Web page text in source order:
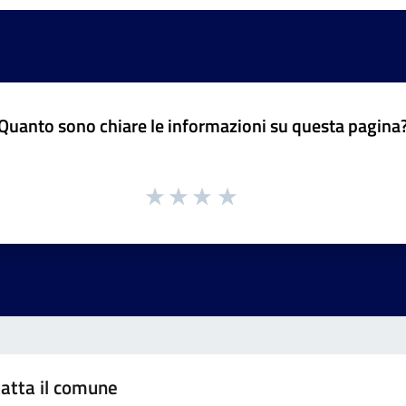
sono chiare le informazioni su questa
il comune